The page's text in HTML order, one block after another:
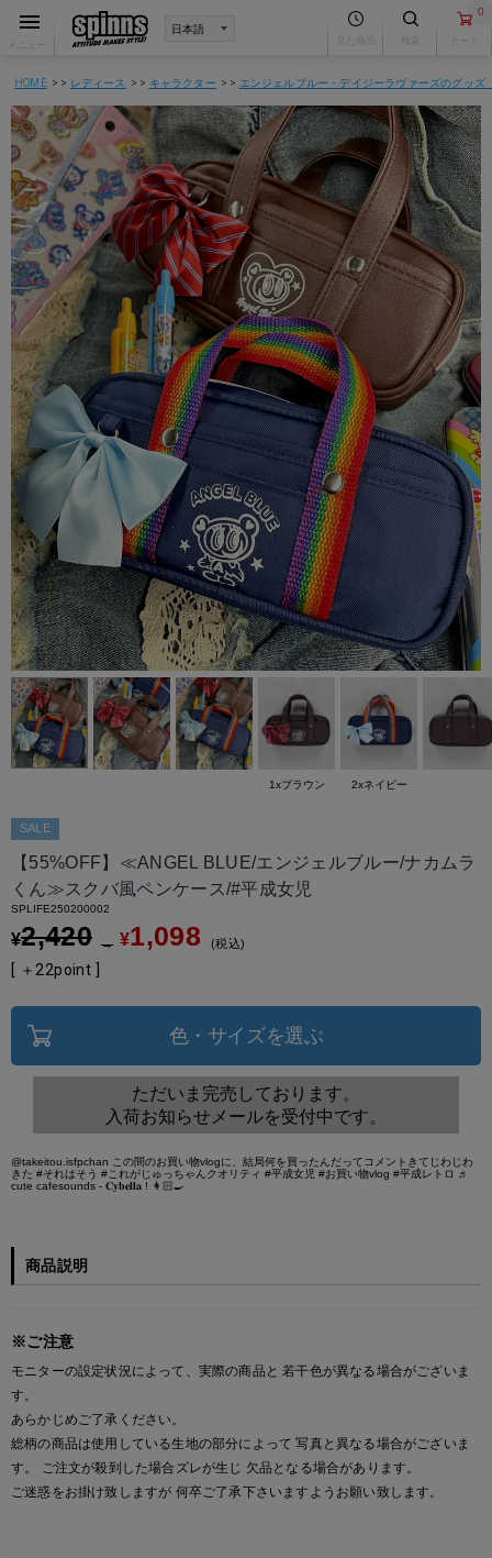
0
HOME レディース キャラクター エンジェルブルー・デイジーラヴァーズのグッズ
SALE
【55%OFF】≪ANGEL BLUE/エンジェルブルー/ナカムラ
くん≫スクバ風ペンケース/#平成女児
SPLIFE250200002
¥2,420 → ¥1,098 税込
[ ＋ 22point ]
色・サイズを選ぶ
ただいま完売しております。
入荷お知らせメールを受付中です。
@takeitou.isfpchan この間のお買い物vlogに、結局何を買ったんだってコメントきてじわじわ
きた #それはそう #これがじゅっちゃんクオリティ #平成女児 #お買い物vlog #平成レトロ
♬
cute cafesounds - 𝐂𝐲𝐛𝐞𝐥𝐥𝐚 ! 👩🏻‍🍳
商品説明
※ご注意
モニターの設定状況によって、実際の商品と 若干色が異なる場合がございま
す。
あらかじめご了承ください。
総柄の商品は使用している生地の部分によって 写真と異なる場合がございま
す。 ご注文が殺到した場合ズレが生じ 欠品となる場合があります。
ご迷惑をお掛け致しますが 何卒ご了承下さいますようお願い致します。
1xブラウン 2xネイビー